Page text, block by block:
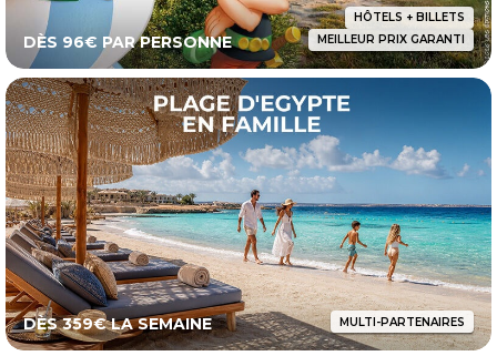
DÈS 96€ PAR PERSONNE
HÔTELS + BILLETS
MEILLEUR PRIX GARANTI
DÈS 359€ LA SEMAINE MULTI-PARTENAIRES